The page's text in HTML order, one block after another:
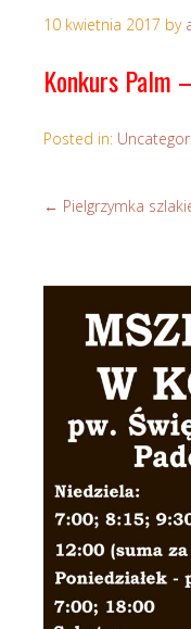
10 kwietnia 2017 by
Konkurs Palm
Posted in:
← Pielgrzymka